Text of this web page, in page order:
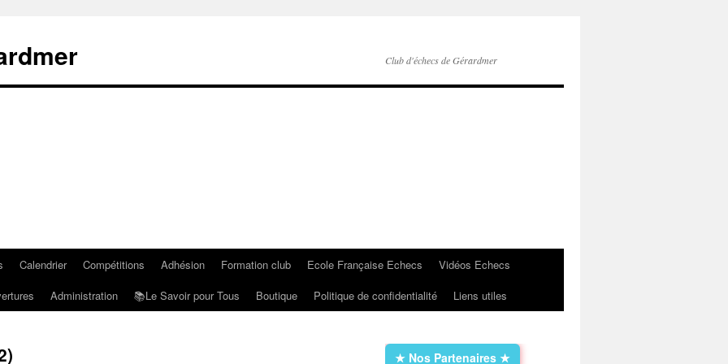
Club d'échecs de Gérardmer
Calendrier Compétitions Adhésion Formation club Ecole Française Echecs
Vidéos Echecs
Administration 📚Le Savoir pour Tous Boutique Politique de confidentialité Liens utiles
★ Nos Partenaires ★